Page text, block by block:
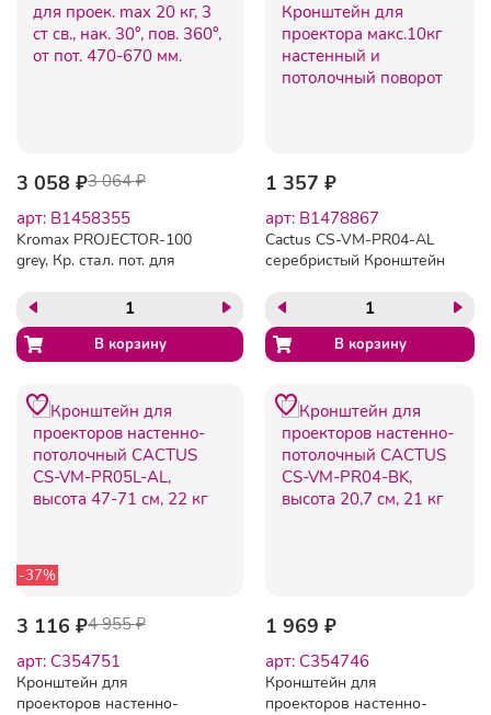
3 058 ₽3 064 ₽
арт: B1458355
Kromax PROJECTOR-100
grey, Кр. стал. пот. для
нак. 30°, пов. 360°, от пот.
470-670 мм.
1 357 ₽
арт: B1478867
Cactus CS-VM-PR04-AL
серебристый Кронштейн
настенный и потолочный
поворот
-37%
3 116 ₽4 955 ₽
арт: C354751
Кронштейн для
проекторов настенно-
1 969 ₽
арт: C354746
Кронштейн для
проекторов настенно-